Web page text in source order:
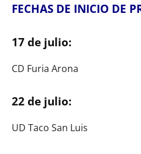
FECHAS DE INICIO DE
17 de julio:
CD Furia Arona
22 de julio:
UD Taco San Luis